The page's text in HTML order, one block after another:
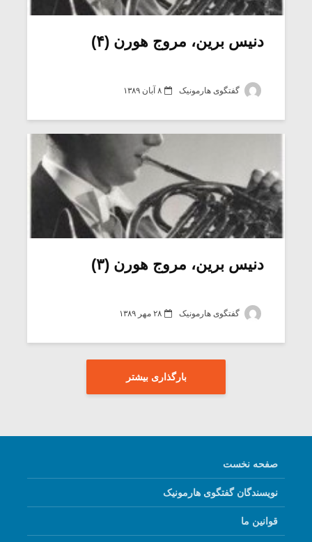
دنیس برین، مروج هورن (۴)
گفتگوی هارمونیک ۸ آبان ۱۳۸۹
دنیس برین، مروج هورن (۳)
گفتگوی هارمونیک ۲۸ مهر ۱۳۸۹
بارگذاری بیشتر
صفحه نخست
نویسندگان گفتگوی هارمونیک
قوانین ما